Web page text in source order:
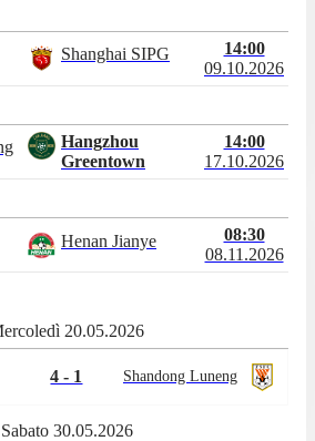
Shanghai SIPG
14:00
09.10.2026
Hangzhou
Greentown
14:00
17.10.2026
Henan Jianye
08:30
08.11.2026
20.05.2026
4 - 1 Shandong Luneng
Sabato 30.05.2026